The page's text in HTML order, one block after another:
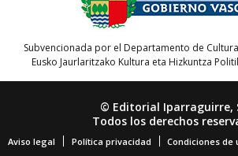
Subvencionada por el Departamento de
Eusko Jaurlaritzako Kultura eta Hizkuntza
© Editorial Iparraguirre,
Todos los derechos
Aviso legal Política privacidad Condiciones de